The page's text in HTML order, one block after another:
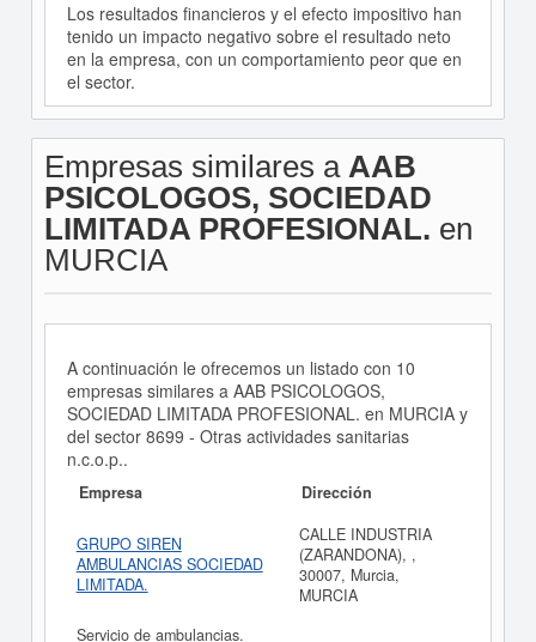
Los resultados financieros y el efecto impositivo han
tenido un impacto negativo sobre el resultado neto
en la empresa, con un comportamiento peor que en
el sector.
Empresas similares a AAB
PSICOLOGOS, SOCIEDAD
LIMITADA PROFESIONAL. en
MURCIA
A continuación le ofrecemos un listado con 10
empresas similares a AAB PSICOLOGOS,
SOCIEDAD LIMITADA PROFESIONAL. en MURCIA y
del sector 8699 - Otras actividades sanitarias
n.c.o.p..
Empresa Dirección
GRUPO SIREN
AMBULANCIAS SOCIEDAD
LIMITADA.
CALLE INDUSTRIA
(ZARANDONA), ,
30007, Murcia,
MURCIA
Servicio de ambulancias.